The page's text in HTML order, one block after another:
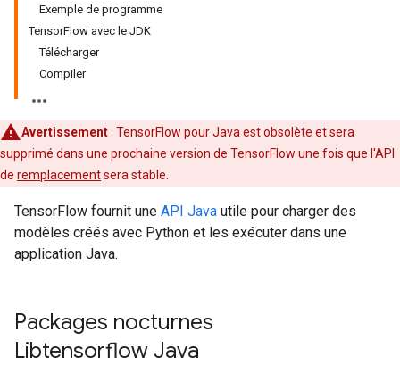
Exemple de programme
TensorFlow avec le JDK
Télécharger
Compiler
Avertissement: TensorFlow pour Java est obsolète et sera
supprimé dans une prochaine version de TensorFlow une fois que l'API
de remplacementsera stable.
TensorFlow fournit une API Java utile pour charger des
modèles créés avec Python et les exécuter dans une
application Java.
Packages nocturnes
Libtensorflow Java